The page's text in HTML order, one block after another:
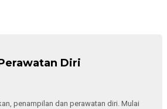
Diri
penampilan dan perawatan diri. Mulai